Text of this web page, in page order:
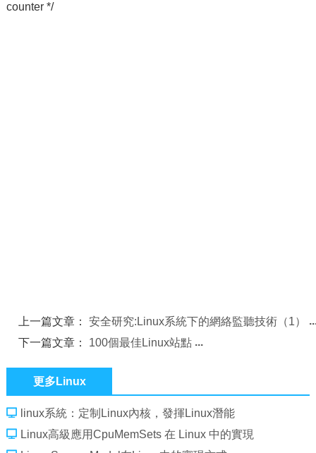
counter */
上一篇文章：安全研究:Linux系統下的網絡監聽技術（1）
下一篇文章： 100個最佳Linux站點
更多Linux
linux系統：定制Linux內核，發揮Linux潛能
Linux高級應用CpuMemSets 在 Linux 中的實現